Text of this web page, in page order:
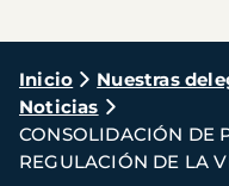
Ruta
de
navegación
Inicio Nuestras
Noticias
CONSOLIDACIÓN DE
REGULACIÓN DE LA